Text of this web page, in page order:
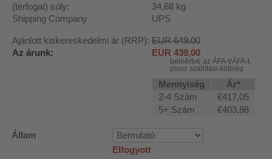
(térfogat) súly:
34,68 kg
Shipping Company
UPS
Ajánlott kiskereskedelmi ár (RRP): EUR 649.00
Az árunk:
EUR 439,00
beleértve az ÁFA-t/ÁFA-t,
plusz szállítási költség
Mennyiség
Ár*
2-4 Szám
€417,05
5+ Szám
€403,88
Állam
Elfogyott